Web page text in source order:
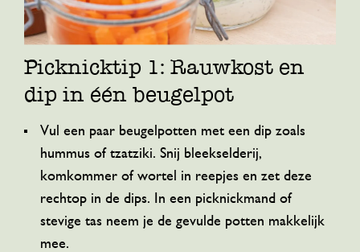
Picknicktip 1: Rauwkost en
dip in één beugelpot
Vul een paar beugelpotten met een dip zoals
hummus of tzatziki. Snij bleekselderij,
komkommer of wortel in reepjes en zet deze
rechtop in de dips. In een picknickmand of
stevige tas neem je de gevulde potten makkelijk
mee.